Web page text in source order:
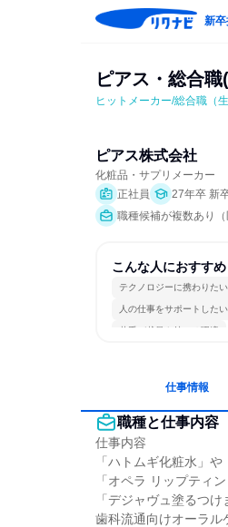
新卒
ピアス・総合
ヒットメーカー/総合職（
ピアス株式会社
化粧品・サプリメーカー
正社員
27年卒 新
職種候補が複数あり
こんな人におすすめ
テクノロジーに携わりたい
人の仕事をサポートしたい
若手が裁量を持てる環境
仕事情報
職種と仕事内容
仕事内容
「ハトムギ化粧水」や
「オペラ リップティン
「デジャヴュ塗るつけ
歯科流通向けオーラル